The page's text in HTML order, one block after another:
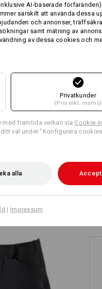
Designa själv
12
AI‑baserade
särskilt att använda dessa
och annonser, träffsäkra
samt mätning av
av dessa cookies och
Privatkunder
(Pris inkl. moms)
framtida verkan via Cookie-
val under ”Konfigurera
alla
| Impressum